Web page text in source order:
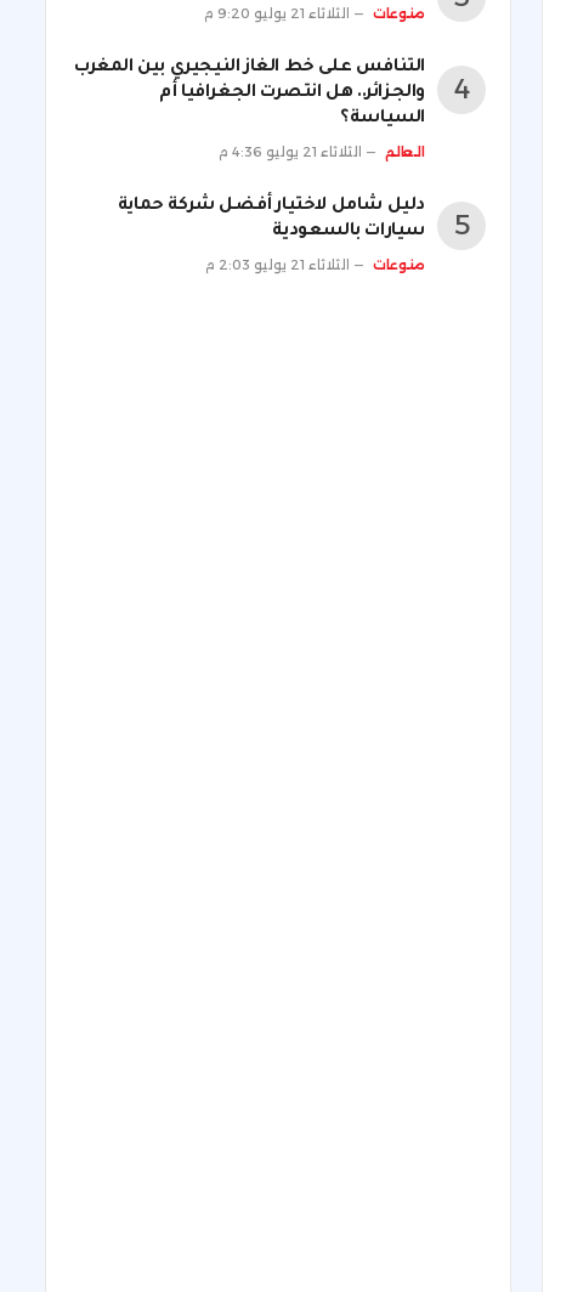
منوعات الثلاثاء 21 يوليو 9:20 م
التنافس على خط الغاز النيجيري بين المغرب
والجزائر.. هل انتصرت الجغرافيا أم
السياسة؟
العالم الثلاثاء 21 يوليو 4:36 م
دليل شامل لاختيار أفضل شركة حماية
سيارات بالسعودية
منوعات الثلاثاء 21 يوليو 2:03 م